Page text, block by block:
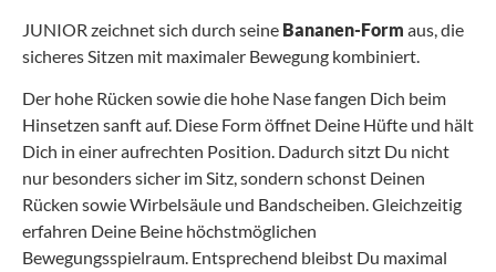
JUNIOR zeichnet sich durch seine Bananen-Form aus, die
sicheres Sitzen mit maximaler Bewegung kombiniert.
Der hohe Rücken sowie die hohe Nase fangen Dich beim
Hinsetzen sanft auf. Diese Form öffnet Deine Hüfte und hält
Dich in einer aufrechten Position. Dadurch sitzt Du nicht
nur besonders sicher im Sitz, sondern schonst Deinen
Rücken sowie Wirbelsäule und Bandscheiben. Gleichzeitig
erfahren Deine Beine höchstmöglichen
Bewegungsspielraum. Entsprechend bleibst Du maximal